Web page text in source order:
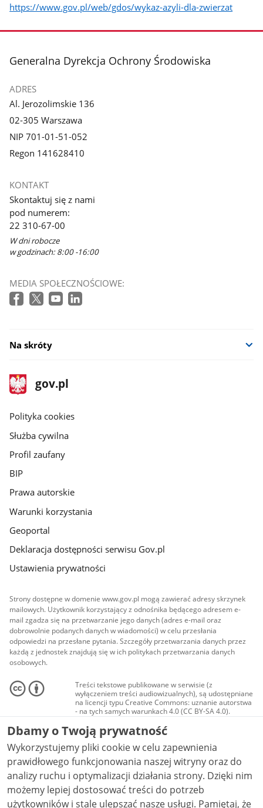
https://www.gov.pl/web/gdos/wykaz-azyli-dla-zwierzat
stopka
Generalna Dyrekcja Ochrony Środowiska
ADRES
Al. Jerozolimskie 136
02-305 Warszawa
NIP 701-01-51-052
Regon 141628410
KONTAKT
Skontaktuj się z nami
pod numerem:
22 310-67-00
W dni robocze
w godzinach: 8:00 -16:00
MEDIA SPOŁECZNOŚCIOWE:
Na skróty
stopka
gov.pl
Strona
gov.pl
gov.pl
Polityka cookies
Służba cywilna
Profil zaufany
BIP
Prawa autorskie
Warunki korzystania
Geoportal
Deklaracja dostępności serwisu Gov.pl
Ustawienia prywatności
Strony dostępne w domenie www.gov.pl mogą zawierać adresy skrzynek
mailowych. Użytkownik korzystający z odnośnika będącego adresem e-
mail zgadza się na przetwarzanie jego danych (adres e-mail oraz
dobrowolnie podanych danych w wiadomości) w celu przesłania
odpowiedzi na przesłane pytania. Szczegóły przetwarzania danych przez
każdą z jednostek znajdują się w ich politykach przetwarzania danych
osobowych.
Treści tekstowe publikowane w serwisie (z
wyłączeniem treści audiowizualnych), są udostępniane
na licencji typu Creative Commons: uznanie autorstwa
- na tych samych warunkach 4.0 (CC BY-SA 4.0).
Materiały audiowizualne, w tym zdjęcia, materiały
audio i wideo, są udostępniane na licencji typu
Creative Commons: uznanie autorstwa użycie
niekomercyjne - bez utworów zależnych 4.0 (CC BY-
NC-ND 4.0), o ile nie jest to stwierdzone inaczej.
Dbamy o Twoją prywatność
Wykorzystujemy pliki cookie w celu zapewnienia
prawidłowego funkcjonowania naszej witryny oraz do
analizy ruchu i optymalizacji działania strony. Dzięki nim
możemy lepiej dostosować treści do potrzeb
użytkowników i stale ulepszać nasze usługi. Pamiętaj, że